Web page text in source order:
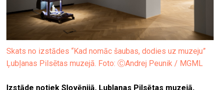
Skats no izstādes “Kad nomāc šaubas, dodies uz muzeju”
Ļubļanas Pilsētas muzejā. Foto: ⒸAndrej Peunik / MGML
Izstāde notiek Slovēnijā, Ļubļanas Pilsētas muzejā,